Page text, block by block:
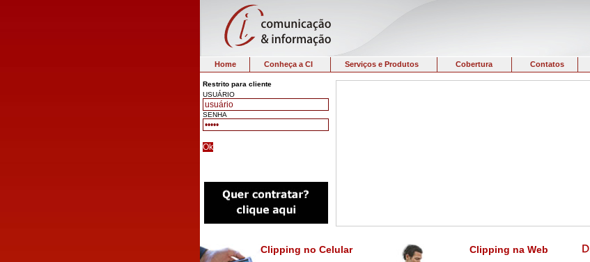
Home Conheça a CI Serviços e Produtos Cobertura Contatos
Restrito para cliente
USUÁRIO
SENHA
Clipping no Celular Clipping na Web